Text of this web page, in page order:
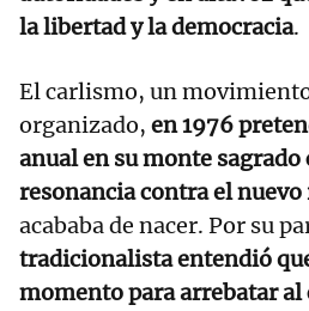
la libertad y la democracia.
El carlismo, un
organizado, en 1976
anual en su monte sagrado
resonancia contra el
acababa de nacer. Por su
tradicionalista entendió
momento para arrebatar